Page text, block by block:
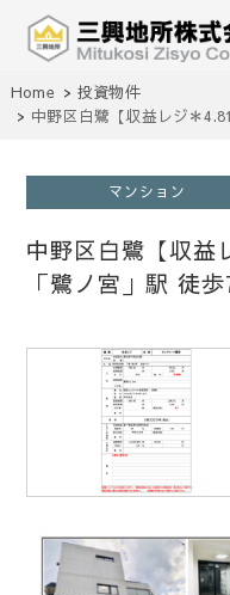
三興地所
不動産の売買、賃貸、仲介、管
Home
投資物件
中野区白鷺【収益レジ＊
マンション
中野区白鷺【収益
「鷺ノ宮」駅 徒